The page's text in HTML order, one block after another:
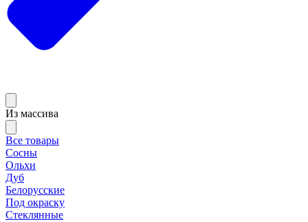
Из массива
Все товары
Сосны
Ольхи
Дуб
Белорусские
Под окраску
Стеклянные